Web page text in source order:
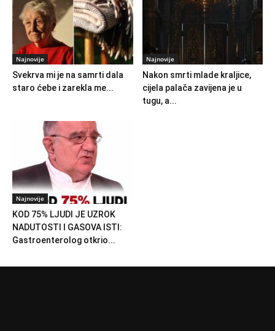
Najnovije
Svekrva mi je na samrti dala
staro ćebe i zarekla me...
Najnovije
Nakon smrti mlade kraljice,
cijela palača zavijena je u
tugu, a...
Najnovije
KOD 75% LJUDI JE UZROK
NADUTOSTI I GASOVA ISTI:
Gastroenterolog otkrio...